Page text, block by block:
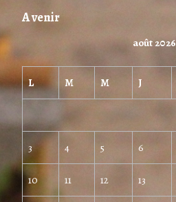
A venir
août 2026
L M M J
3 4 5 6
10 11 12 13